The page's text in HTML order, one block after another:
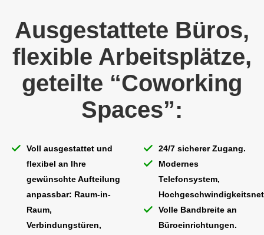
Ausgestattete Büros,
flexible Arbeitsplätze,
geteilte “Coworking
Spaces”:
Voll ausgestattet und
flexibel an Ihre
gewünschte Aufteilung
anpassbar: Raum-in-
Raum,
Verbindungstüren,
24/7 sicherer Zugang.
Modernes
Telefonsystem,
Volle Bandbreite an
Büroeinrichtungen.